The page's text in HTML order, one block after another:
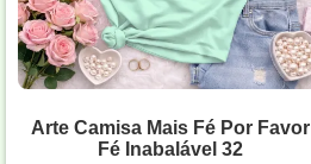
Arte Camisa Mais Fé Por Favor
Fé Inabalável 32